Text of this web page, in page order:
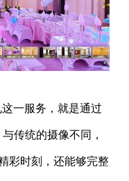
一服务，就是通过
传统的摄像不同，
彩时刻，还能够完整